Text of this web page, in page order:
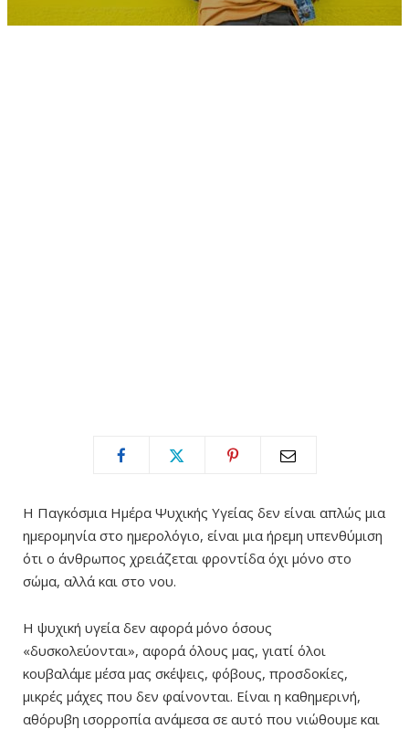
Η Παγκόσμια Ημέρα Ψυχικής Υγείας δεν είναι απλώς μια
ημερομηνία στο ημερολόγιο, είναι μια ήρεμη υπενθύμιση
ότι ο άνθρωπος χρειάζεται φροντίδα όχι μόνο στο
σώμα, αλλά και στο νου.
Η ψυχική υγεία δεν αφορά μόνο όσους
«δυσκολεύονται», αφορά όλους μας, γιατί όλοι
κουβαλάμε μέσα μας σκέψεις, φόβους, προσδοκίες,
μικρές μάχες που δεν φαίνονται. Είναι η καθημερινή,
αθόρυβη ισορροπία ανάμεσα σε αυτό που νιώθουμε και